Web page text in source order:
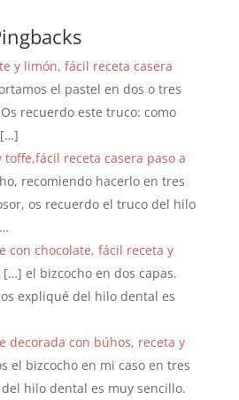
y limón, fácil receta casera
el pastel en dos o tres
recuerdo este truco: como
receta casera paso a
recomiendo hacerlo en tres
os recuerdo el truco del hilo
con chocolate, fácil receta y
[…] el bizcocho en dos capas.
expliqué del hilo dental es
decorada con búhos, receta y
el bizcocho en mi caso en tres
hilo dental es muy sencillo.